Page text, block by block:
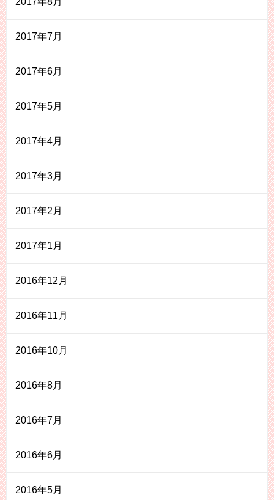
2017年7月
2017年6月
2017年5月
2017年4月
2017年3月
2017年2月
2017年1月
2016年12月
2016年11月
2016年10月
2016年8月
2016年7月
2016年6月
2016年5月